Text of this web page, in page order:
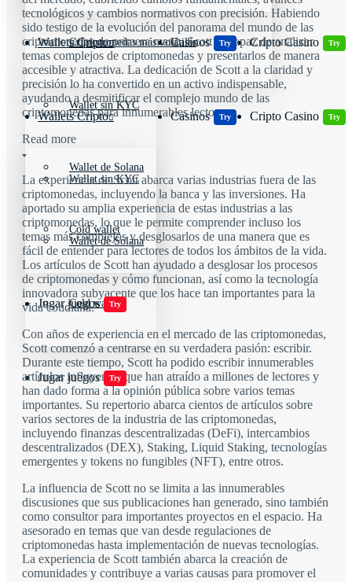
Wallets Cripto
Wallet sin KYC
Wallet de Solana
Cold wallet
Casinos Try Cripto Casino Try
Jugar juegos Try
Criptomonedas más volátiles
Wallets Cripto
Wallet sin KYC
Wallet de Solana
Cold wallet
Casinos Try Cripto Casino Try
Jugar juegos Try
tecnológicos y cambios normativos con precisión. Habiendo
sido testigo de la evolución del panorama del mundo de las
criptomonedas de primera mano, Scott es capaz de analizar
temas complejos de criptomonedas y presentarlos de manera
accesible y atractiva. La dedicación de Scott a la claridad y
precisión lo ha convertido en un activo indispensable,
ayudando a desmitificar el complejo mundo de las
criptomonedas para innumerables lectores.
Read more
La experiencia de Scott abarca varias industrias fuera de las
criptomonedas, incluyendo la banca y las inversiones. Ha
aportado su amplia experiencia de estas industrias a las
criptomonedas, lo que le permite comprender incluso los
temas más complejos y desglosarlos de una manera que es
fácil de entender para lectores de todos los ámbitos de la vida.
Los artículos de Scott han ayudado a desglosar los procesos
de criptomonedas y cómo funcionan, así como la tecnología
innovadora subyacente que los hace tan importantes para la
vida cotidiana.
Con años de experiencia en el mercado de las criptomonedas,
Scott comenzó a centrarse en su verdadera pasión: escribir.
Durante este tiempo, Scott ha podido escribir innumerables
artículos influyentes que han atraído a millones de lectores y
han dado forma a la opinión pública sobre varios temas
importantes. Su repertorio abarca cientos de artículos sobre
varios sectores de la industria de las criptomonedas,
incluyendo finanzas descentralizadas (DeFi), intercambios
descentralizados (DEX), Staking, Liquid Staking, tecnologías
emergentes y tokens no fungibles (NFT), entre otros.
La influencia de Scott no se limita a las innumerables
discusiones que sus publicaciones han generado, sino también
como consultor para importantes proyectos en el espacio. Ha
asesorado en temas que van desde regulaciones de
criptomonedas hasta implementación de nuevas tecnologías.
La experiencia de Scott también abarca la creación de
comunidades y contribuye a varias causas para promover el